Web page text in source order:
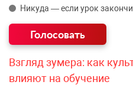
Никуда — если урок
Взгляд зумера: как
влияют на обучение